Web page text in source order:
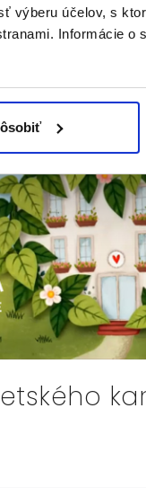
výberu účelov, s
Informácie o